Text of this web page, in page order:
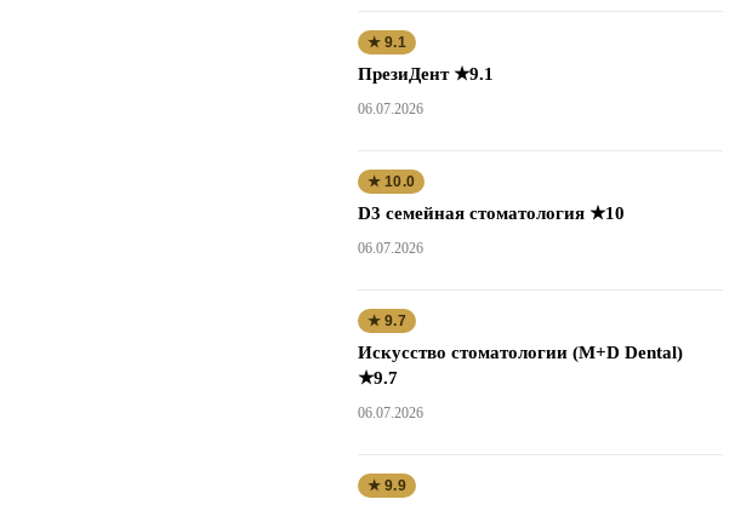
★ 9.1
ПрезиДент ★9.1
06.07.2026
★ 10.0
D3 семейная стоматология ★10
06.07.2026
★ 9.7
Искусство стоматологии (M+D Dental)
★9.7
06.07.2026
★ 9.9